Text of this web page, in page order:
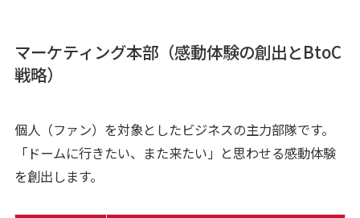
マーケティング本部（感動体験の創出とBtoC
戦略）
個人（ファン）を対象としたビジネスの主力部隊です。
「ドームに行きたい、また来たい」と思わせる感動体験
を創出します。